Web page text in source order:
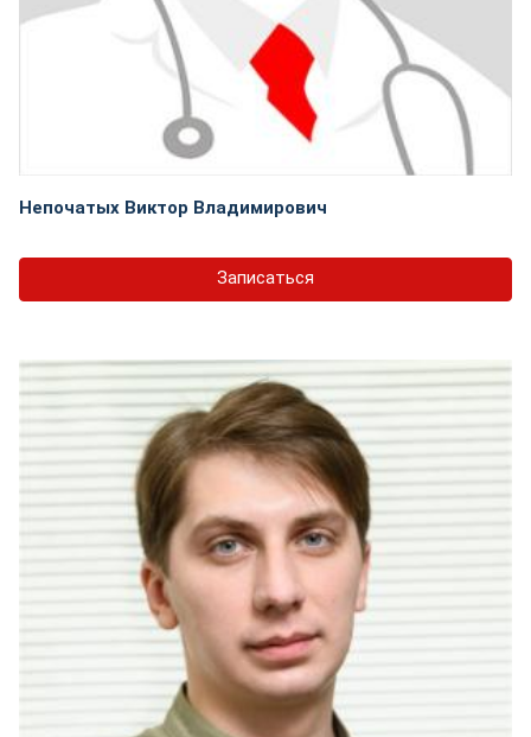
Непочатых Виктор Владимирович
Записаться